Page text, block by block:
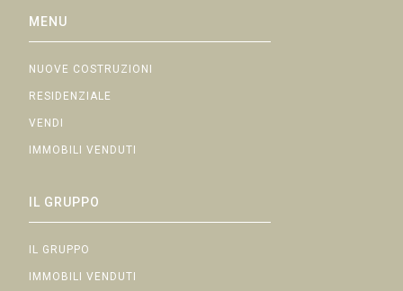
MENU
NUOVE COSTRUZIONI
RESIDENZIALE
VENDI
IMMOBILI VENDUTI
IL GRUPPO
IL GRUPPO
IMMOBILI VENDUTI